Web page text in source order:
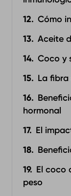
Cómo
Aceite
Coco y
La
hormonal
El
El coco
peso